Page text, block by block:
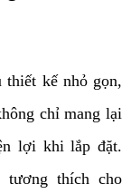
kế nhỏ gọn,
chỉ mang lại
lợi khi lắp đặt.
thích cho